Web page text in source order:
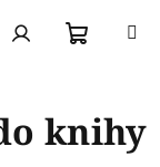
košík
knihy